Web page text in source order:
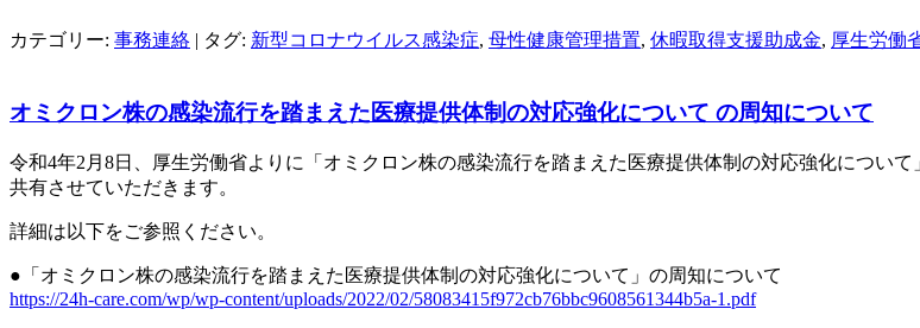
カテゴリー: 事務連絡 | タグ: 新型コロナウイルス感染症, 母性健康管理措置, 休暇取得支援助成金, 厚生労働
オミクロン株の感染流行を踏まえた医療提供体制の対応強化について の周知について
令和4年2月8日、厚生労働省よりに「オミクロン株の感染流行を踏まえた医療提供体制の対応強化につい
共有させていただきます。
詳細は以下をご参照ください。
●「オミクロン株の感染流行を踏まえた医療提供体制の対応強化について」の周知について
https://24h-care.com/wp/wp-content/uploads/2022/02/58083415f972cb76bbc9608561344b5a-1.pdf